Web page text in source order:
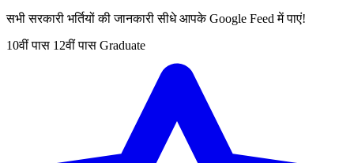
सभी सरकारी भर्तियों की जानकारी सीधे आपके Google Feed में पाएं!
10वीं पास 12वीं पास Graduate